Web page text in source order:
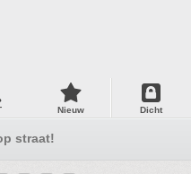
Nieuw Dicht
straat!